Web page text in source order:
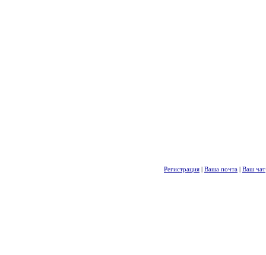
Регистрация | Ваша почта | Ваш чат